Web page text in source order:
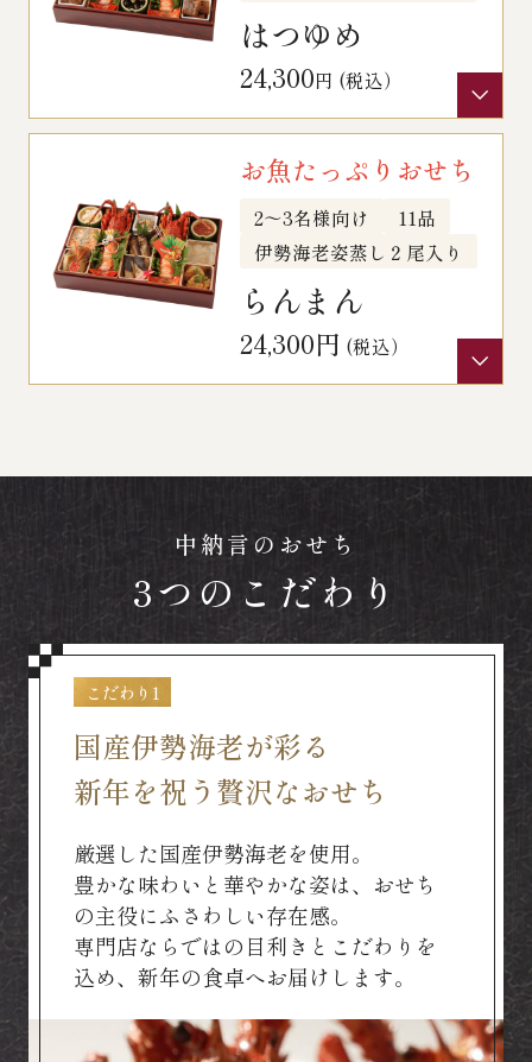
はつゆめ
24,300円 (税込）
お魚たっぷりおせち
2～3名様向け
11品
伊勢海老姿蒸し２尾入り
らんまん
24,300円 (税込）
中納言のおせち
3つのこだわり
こだわり1
国産伊勢海老が彩る
新年を祝う贅沢なおせち
厳選した国産伊勢海老を使用。
豊かな味わいと華やかな姿は、おせち
の主役にふさわしい存在感。
専門店ならではの目利きとこだわりを
込め、新年の食卓へお届けします。